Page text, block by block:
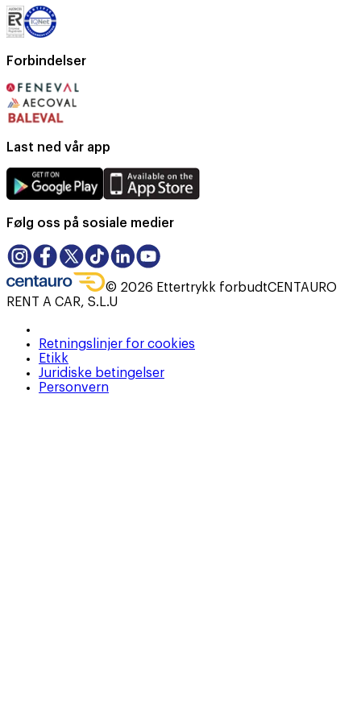
Forbindelser
Last ned vår app
Følg oss på sosiale medier
© 2026 Ettertrykk forbudtCENTAURO
RENT A CAR, S.L.U
Retningslinjer for cookies
Etikk
Juridiske betingelser
Personvern